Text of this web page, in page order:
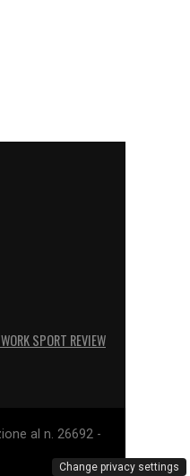
SPORT REVIEW
al n. 26692 -
Change privacy settings